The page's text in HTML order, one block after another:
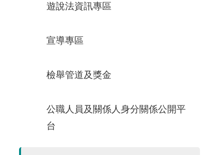
遊說法資訊專區
宣導專區
檢舉管道及獎金
公職人員及關係人身分關係公開平
台